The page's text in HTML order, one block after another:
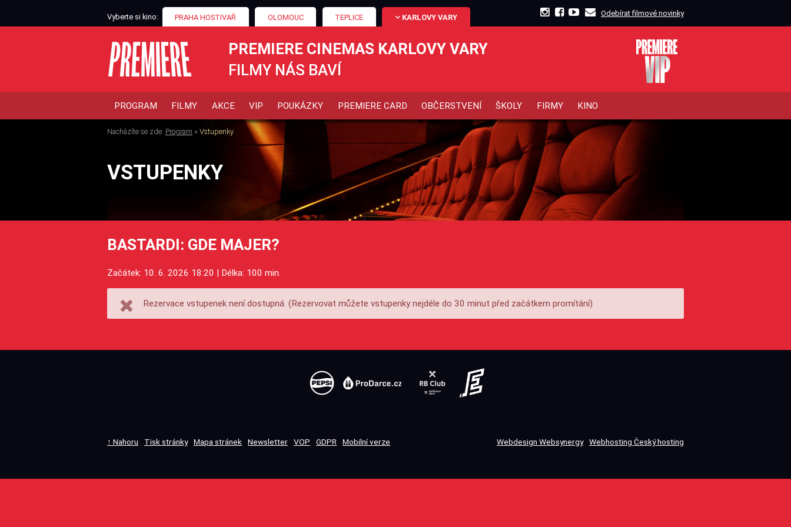
Vyberte si kino: PRAHA HOSTIVAŘ OLOMOUC TEPLICE KARLOVY VARY Odebírat filmové novinky
PREMIERE CINEMAS KARLOVY VARY
FILMY NÁS BAVÍ
PROGRAM FILMY AKCE VIP POUKÁZKY PREMIERE CARD OBČERSTVENÍ ŠKOLY FIRMY KINO
Nacházíte se zde: Program » Vstupenky
VSTUPENKY
BASTARDI: GDE MAJER?
Začátek: 10. 6. 2026 18:20 | Délka: 100 min.
Rezervace vstupenek není dostupná. (Rezervovat můžete vstupenky nejdéle do 30 minut před začátkem promítání)
↑ Nahoru Tisk stránky Mapa stránek Newsletter VOP GDPR Mobilní verze Webdesign Websynergy Webhosting Český hosting